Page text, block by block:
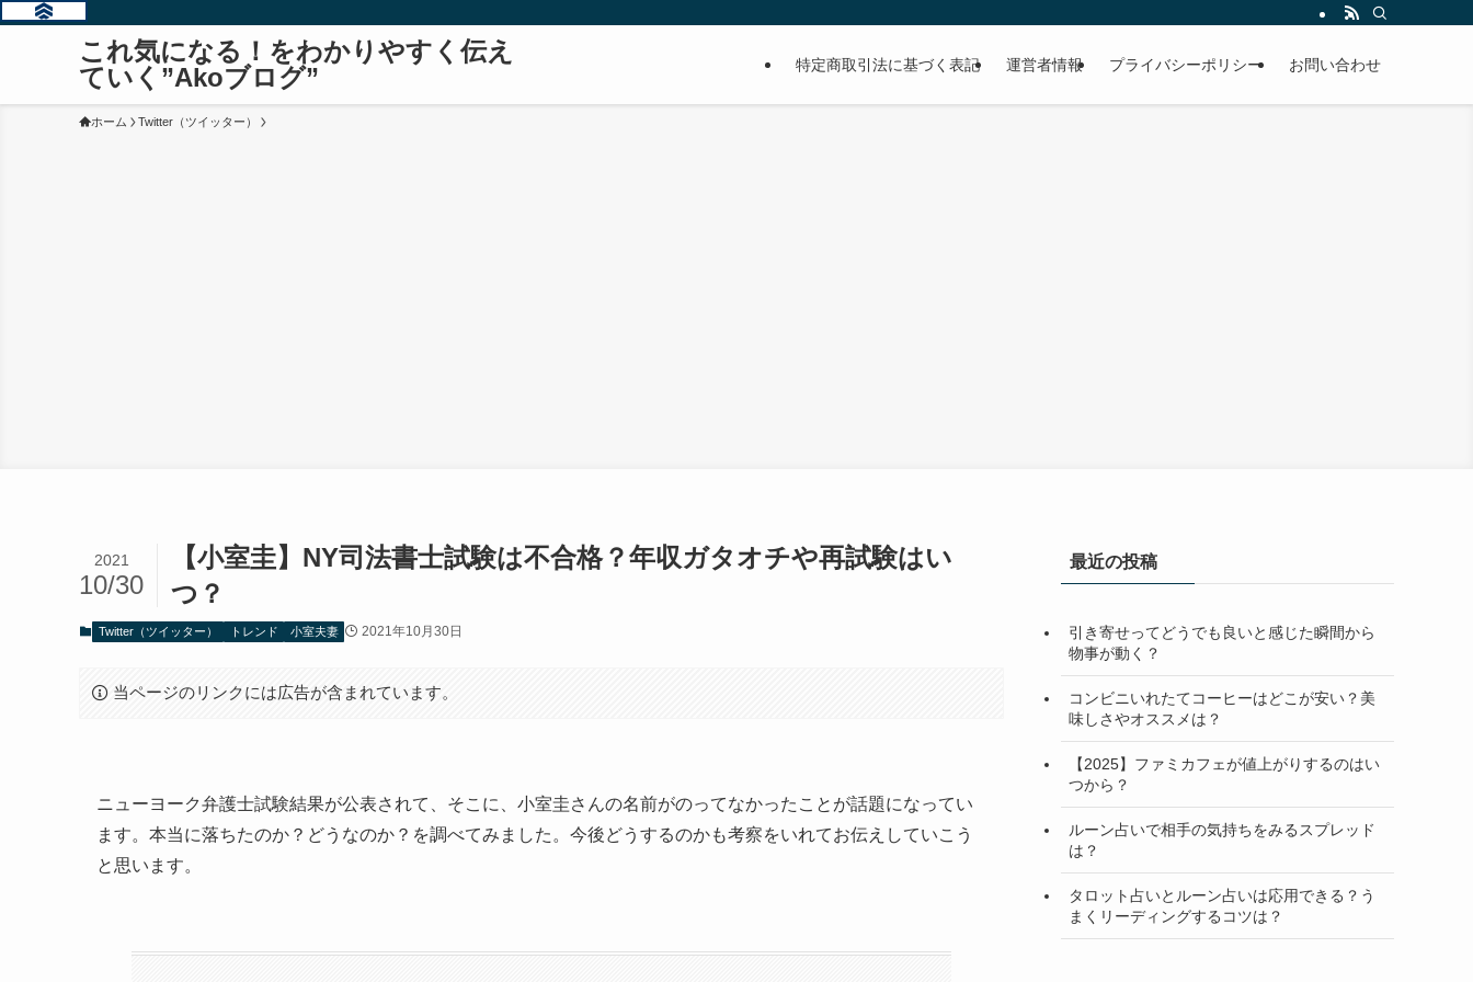
これ気になる！をわかりやすく伝え
ていく”Akoブログ”
特定商取引法に基づく表記 運営者情報 プライバシーポリシー お問い合わせ
ホーム Twitter（ツイッター）
【小室圭】NY司法書士試験は不合格？年収ガタオチや再試験はい
つ？
2021
10/30
Twitter（ツイッター） トレンド 小室夫妻 2021年10月30日
当ページのリンクには広告が含まれています。
ニューヨーク弁護士試験結果が公表されて、そこに、小室圭さんの名前がのってなかったことが話題になってい
ます。本当に落ちたのか？どうなのか？を調べてみました。今後どうするのかも考察をいれてお伝えしていこう
と思います。
最近の投稿
引き寄せってどうでも良いと感じた瞬間から
物事が動く？
コンビニいれたてコーヒーはどこが安い？美
味しさやオススメは？
【2025】ファミカフェが値上がりするのはい
つから？
ルーン占いで相手の気持ちをみるスプレッド
は？
タロット占いとルーン占いは応用できる？う
まくリーディングするコツは？